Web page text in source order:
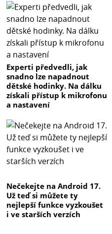
Experti předvedli, jak
snadno lze napadnout
dětské hodinky. Na dálku
získali přístup k mikrofonu
a nastavení
Nečekejte na Android 17.
Už teď si můžete ty
nejlepší funkce vyzkoušet
i ve starších verzích